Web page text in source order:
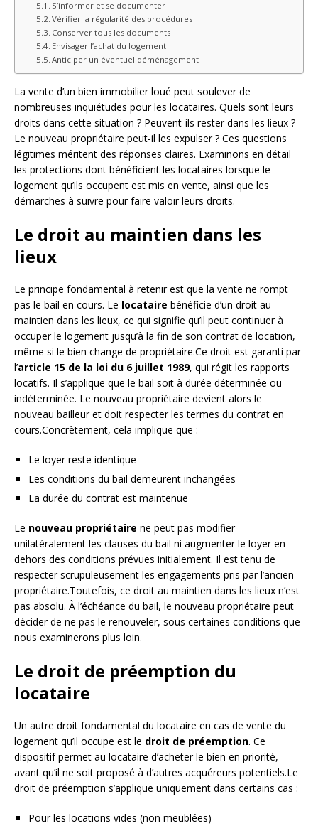
S’informer et se documenter
Vérifier la régularité des procédures
Conserver tous les documents
Envisager l’achat du logement
Anticiper un éventuel déménagement
La vente d’un bien immobilier loué peut soulever de
nombreuses inquiétudes pour les locataires. Quels sont leurs
droits dans cette situation ? Peuvent-ils rester dans les lieux ?
Le nouveau propriétaire peut-il les expulser ? Ces questions
légitimes méritent des réponses claires. Examinons en détail
les protections dont bénéficient les locataires lorsque le
logement qu’ils occupent est mis en vente, ainsi que les
démarches à suivre pour faire valoir leurs droits.
Le droit au maintien dans les
lieux
Le principe fondamental à retenir est que la vente ne rompt
pas le bail en cours. Le locataire bénéficie d’un droit au
maintien dans les lieux, ce qui signifie qu’il peut continuer à
occuper le logement jusqu’à la fin de son contrat de location,
même si le bien change de propriétaire.Ce droit est garanti par
l’article 15 de la loi du 6 juillet 1989, qui régit les rapports
locatifs. Il s’applique que le bail soit à durée déterminée ou
indéterminée. Le nouveau propriétaire devient alors le
nouveau bailleur et doit respecter les termes du contrat en
cours.Concrètement, cela implique que :
Le loyer reste identique
Les conditions du bail demeurent inchangées
La durée du contrat est maintenue
Le nouveau propriétaire ne peut pas modifier
unilatéralement les clauses du bail ni augmenter le loyer en
dehors des conditions prévues initialement. Il est tenu de
respecter scrupuleusement les engagements pris par l’ancien
propriétaire.Toutefois, ce droit au maintien dans les lieux n’est
pas absolu. À l’échéance du bail, le nouveau propriétaire peut
décider de ne pas le renouveler, sous certaines conditions que
nous examinerons plus loin.
Le droit de préemption du
locataire
Un autre droit fondamental du locataire en cas de vente du
logement qu’il occupe est le droit de préemption. Ce
dispositif permet au locataire d’acheter le bien en priorité,
avant qu’il ne soit proposé à d’autres acquéreurs potentiels.Le
droit de préemption s’applique uniquement dans certains cas :
Pour les locations vides (non meublées)